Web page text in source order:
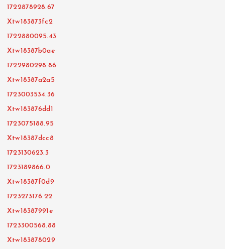
1722878928.67
Xtw183873fc2
1722880095.43
Xtw18387b0ae
1722980298.86
Xtw18387a2a5
1723003534.36
Xtw183876dd1
1723075188.95
Xtw18387dcc8
1723130623.3
1723189866.0
Xtw18387f0d9
1723273176.22
Xtw18387991e
1723300568.88
Xtw183878029